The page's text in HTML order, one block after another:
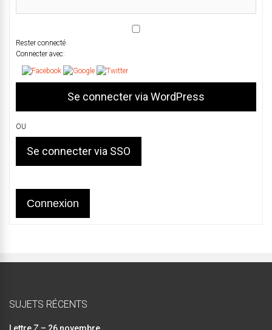
Rester connecté
Connecter avec:
OU
Se connecter via SSO
Connexion
SUJETS RÉCENTS